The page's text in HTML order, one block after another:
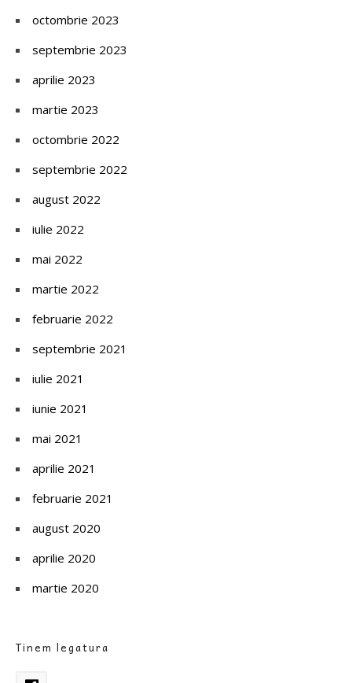
octombrie 2023
septembrie 2023
aprilie 2023
martie 2023
octombrie 2022
septembrie 2022
august 2022
iulie 2022
mai 2022
martie 2022
februarie 2022
septembrie 2021
iulie 2021
iunie 2021
mai 2021
aprilie 2021
februarie 2021
august 2020
aprilie 2020
martie 2020
Tinem legatura